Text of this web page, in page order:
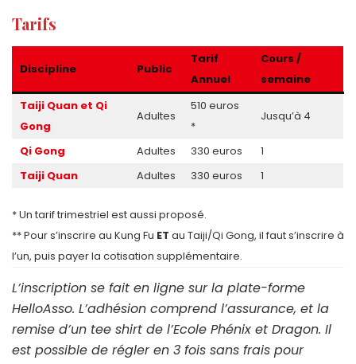
Tarifs
Discipline Public
Tarif
Annuel
Cours /
semaine
Taiji Quan et Qi
Gong
Adultes
510 euros
*
Jusqu’à 4
Qi Gong Adultes 330 euros
1
Taiji Quan
Adultes 330 euros 1
* Un tarif trimestriel est aussi proposé.
** Pour s’inscrire au Kung Fu ET au Taiji/Qi Gong, il faut s’inscrire à
l’un, puis payer la cotisation supplémentaire.
L’inscription se fait en ligne sur la plate-forme
HelloAsso. L’adhésion comprend l’assurance, et la
remise d’un tee shirt de l’Ecole Phénix et Dragon. Il
est possible de régler en 3 fois sans frais pour